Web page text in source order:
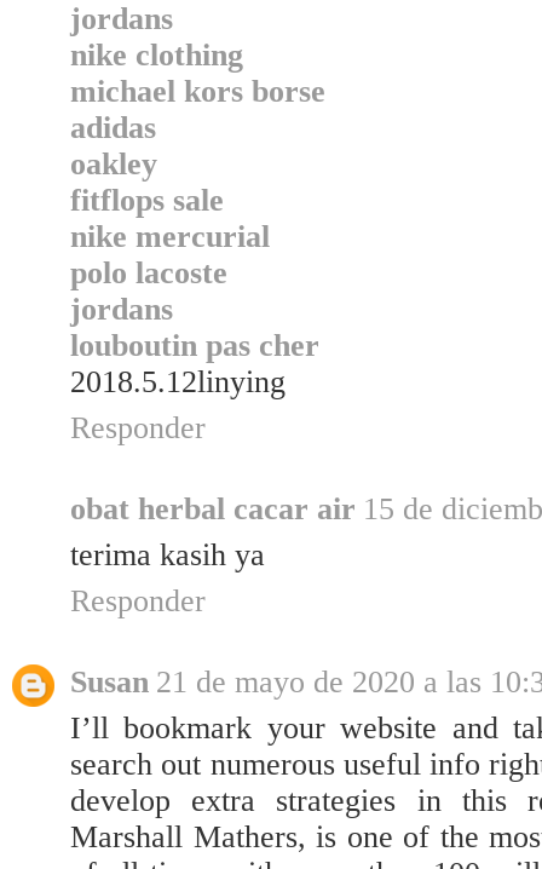
jordans
nike clothing
michael kors borse
adidas
oakley
fitflops sale
nike mercurial
polo lacoste
jordans
louboutin pas cher
2018.5.12linying
Responder
obat herbal cacar air 15 de
terima kasih ya
Responder
Susan 21 de mayo de 2020 a las
I’ll bookmark your website and
search out numerous useful info
develop extra strategies in this
Marshall Mathers, is one of the